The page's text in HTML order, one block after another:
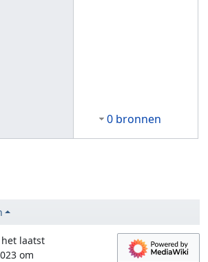
0 bronnen
laatst
om